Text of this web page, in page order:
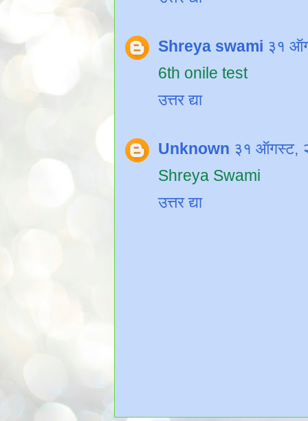
Shreya swami ३१
6th onile test
उत्तर द्या
Unknown ३१ ऑगस्ट,
Shreya Swami
उत्तर द्या